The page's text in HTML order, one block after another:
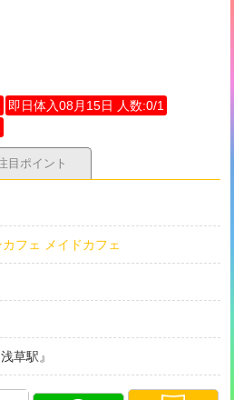
即日体入08月15日 人数:0/1
目ポイント
カフェ メイドカフェ
草駅』